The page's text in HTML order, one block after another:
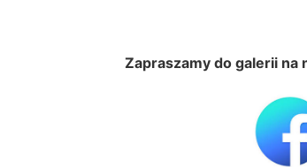
Zapraszamy do galerii na